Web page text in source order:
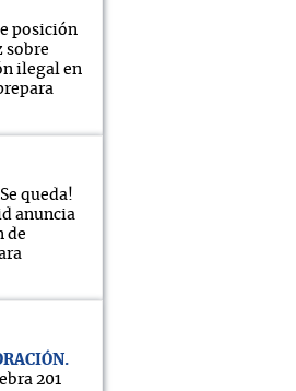
posición
sobre
ilegal en
queda!
anuncia
de
201